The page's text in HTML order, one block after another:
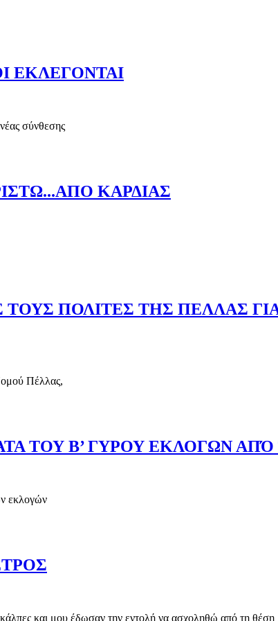
ΕΚΛΕΓΟΝΤΑΙ
σύνθεσης
ΚΑΡΔΙΑΣ
ΠΟΛΙΤΕΣ ΤΗΣ ΠΕΛΛΑΣ
Πέλλας,
ΤΟΥ Β’ ΓΥΡΟΥ ΕΚΛΟΓΩΝ ΑΠΌ
εκλογών
και μου έδωσαν την εντολή να ασχοληθώ από τη θέση